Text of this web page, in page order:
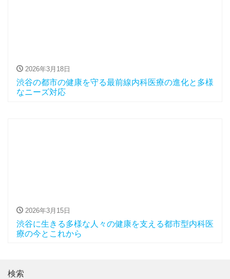
2026年3月18日
渋谷の都市の健康を守る最前線内科医療の進化と多様
なニーズ対応
2026年3月15日
渋谷に生きる多様な人々の健康を支える都市型内科医
療の今とこれから
検索